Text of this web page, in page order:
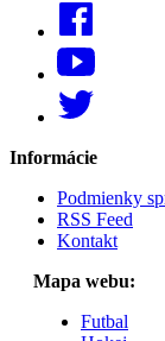
Informácie
Podmienky
RSS Feed
Kontakt
Mapa webu:
Futbal